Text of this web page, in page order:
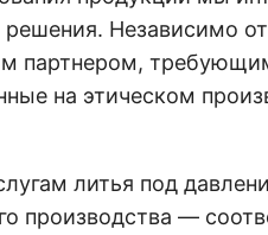
решения. Независимо
на этическом
литья под
производства —